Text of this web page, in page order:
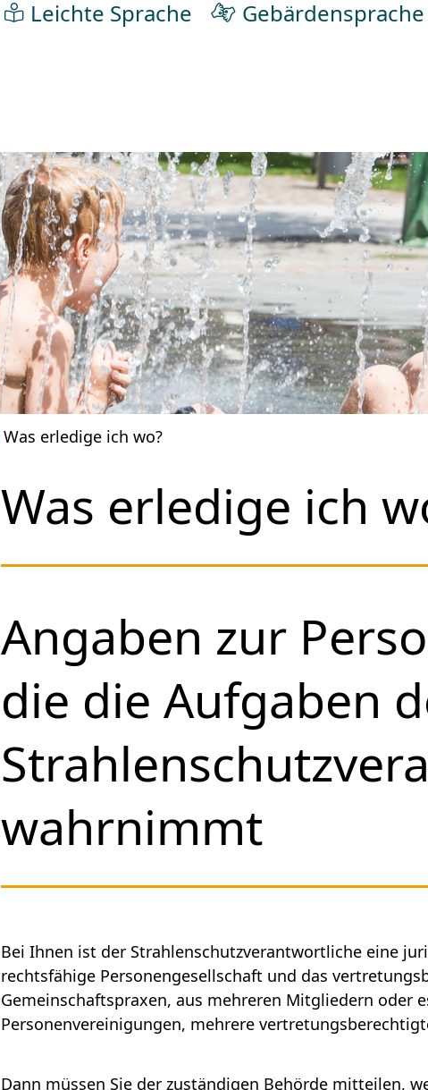
Leichte Sprache Gebärdensprache
Was erledige ich wo?
Was erledige ich
Angaben zur
die die Aufgaben
wahrnimmt
Bei Ihnen ist der Strahlenschutzverantwortliche eine
rechtsfähige Personengesellschaft und das
Gemeinschaftspraxen, aus mehreren Mitgliedern oder
Personenvereinigungen, mehrere
Dann müssen Sie der zuständigen Behörde mitteilen,